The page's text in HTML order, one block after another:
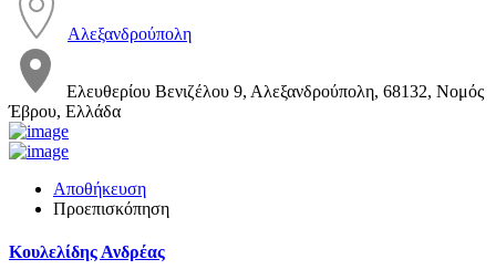
Αλεξανδρούπολη
Ελευθερίου Βενιζέλου 9, Αλεξανδρούπολη, 68132, Νομός
Έβρου, Ελλάδα
Αποθήκευση
Προεπισκόπηση
Κουλελίδης Ανδρέας